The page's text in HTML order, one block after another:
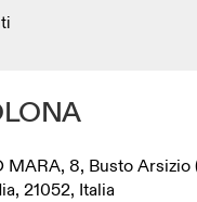
MARA, 8, Busto Arsizio
21052, Italia